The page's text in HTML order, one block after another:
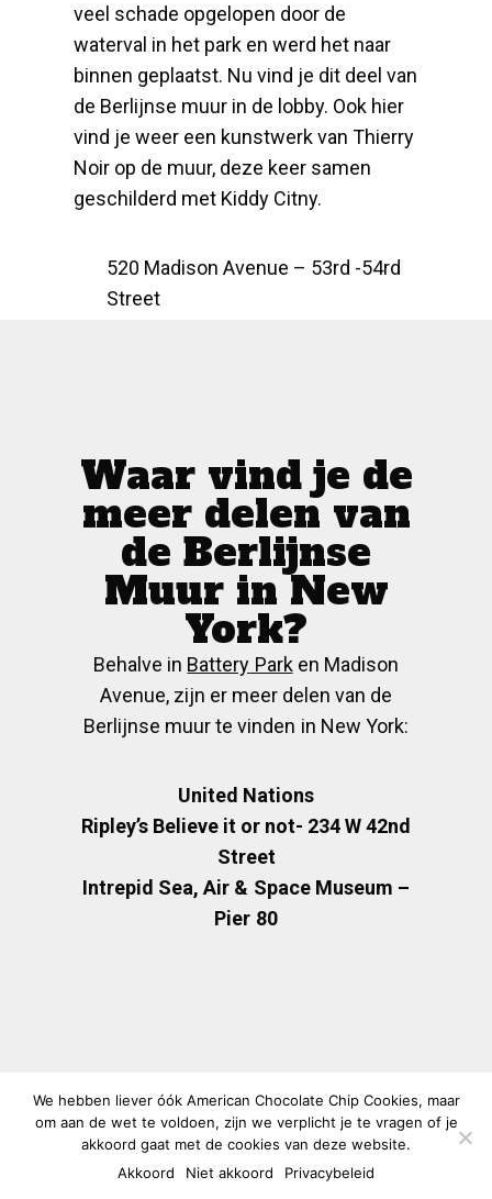
veel schade opgelopen door de
waterval in het park en werd het naar
binnen geplaatst. Nu vind je dit deel van
de Berlijnse muur in de lobby. Ook hier
vind je weer een kunstwerk van Thierry
Noir op de muur, deze keer samen
geschilderd met Kiddy Citny.
520 Madison Avenue – 53rd -54rd
Street
Waar vind je de
meer delen van
de Berlijnse
Muur in New
York?
Behalve in Battery Parken Madison
Avenue, zijn er meer delen van de
Berlijnse muur te vinden in New York:
United Nations
Ripley’s Believe it or not- 234 W 42nd
Street
Intrepid Sea, Air & Space Museum –
Pier 80
We hebben liever óók American Chocolate Chip Cookies, maar
om aan de wet te voldoen, zijn we verplicht je te vragen of je
akkoord gaat met de cookies van deze website.
Akkoord
Niet akkoord Privacybeleid